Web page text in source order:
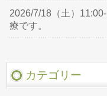
2026/7/18（土）
療です。
カテゴリー